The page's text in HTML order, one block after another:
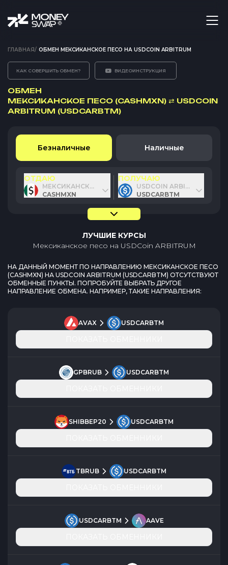
ГЛАВНАЯ/ ОБМЕН МЕКСИКАНСКОЕ ПЕСО НА USDCOIN ARBITRUM
КАК СОВЕРШИТЬ ОБМЕН? ВИДЕОИНСТРУКЦИЯ
ОБМЕН
МЕКСИКАНСКОЕ ПЕСО (CASHMXN) ⇄ USDCOIN
ARBITRUM (USDCARBTM)
Безналичные Наличные
ОТДАЮ
МЕКСИКАНСКОЕ ПЕСО
CASHMXN
ПОЛУЧАЮ
USDCOIN ARBITRUM
USDCARBTM
ЛУЧШИЕ КУРСЫ
Мексиканское песо на USDCoin ARBITRUM
НА ДАННЫЙ МОМЕНТ ПО НАПРАВЛЕНИЮ МЕКСИКАНСКОЕ ПЕСО
(CASHMXN) НА USDCOIN ARBITRUM (USDCARBTM) ОТСУТСТВУЮТ
ОБМЕННЫЕ ПУНКТЫ. ПОПРОБУЙТЕ ВЫБРАТЬ ДРУГОЕ
НАПРАВЛЕНИЕ ОБМЕНА. НАПРИМЕР, ТАКИЕ НАПРАВЛЕНИЯ:
AVAX USDCARBTM
GPBRUB USDCARBTM
SHIBBEP20 USDCARBTM
TBRUB USDCARBTM
USDCARBTM AAVE